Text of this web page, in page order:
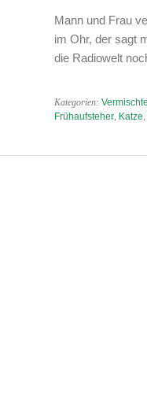
Mann und Frau
im Ohr, der sagt
die Radiowelt
Kategorien:
Frühaufsteher, Katze,